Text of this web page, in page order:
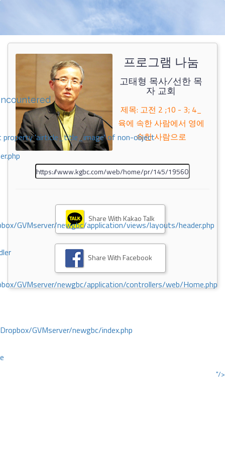
property 'airticle_title_image' of non-object
GVMserver/newgbc/application/views/layouts/header.php
GVMserver/newgbc/application/controllers/web/Home.php
GVMserver/newgbc/index.php
"/>
프로그램 나눔
고태형 목사/선한 목
자 교회
제목: 고전 2 ;10 - 3; 4_
육에 속한 사람에서 영에
속한 사람으로
Share With Kakao Talk
Share With Facebook